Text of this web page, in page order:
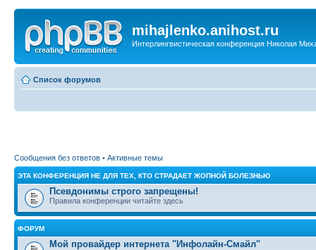
mihajlenko.anihost.ru
Интерлингвистическая конференция Николая
Список форумов
Сообщения без ответов • Активные темы
ЭТА КОНФЕРЕНЦИЯ НЕ ДЛЯ ТЕХ, КТО СТРАДАЕТ ЖОПНОЙ БОЛЕЗНЬЮ
Псевдонимы строго запрещены!
Правила конференции читайте здесь
ФОРУМ
Мой провайдер интернета "Инфолайн-Смайл"